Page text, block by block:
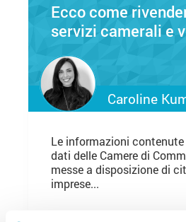
Ecco come
servizi camerali e
Le informazioni
dati delle Camere di
messe a disposizione di
imprese...
Caroline